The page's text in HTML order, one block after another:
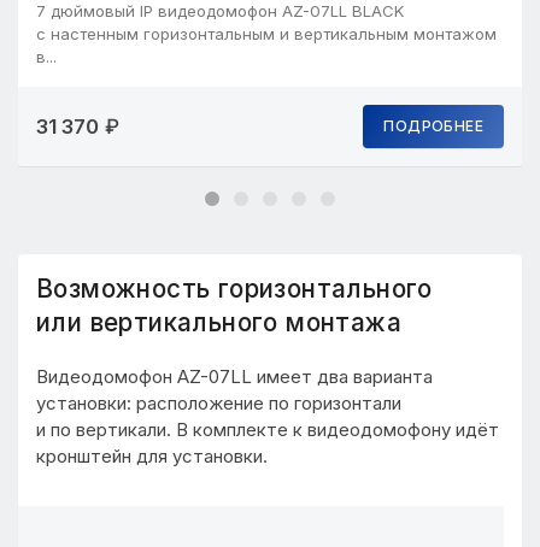
7 дюймовый IP видеодомофон AZ-07LL BLACK
с настенным горизонтальным и вертикальным монтажом
в...
31 370 ₽ ПОДРОБНЕЕ
Возможность горизонтального
или вертикального монтажа
Видеодомофон AZ-07LL имеет два варианта
установки: расположение по горизонтали
и по вертикали. В комплекте к видеодомофону идёт
кронштейн для установки.